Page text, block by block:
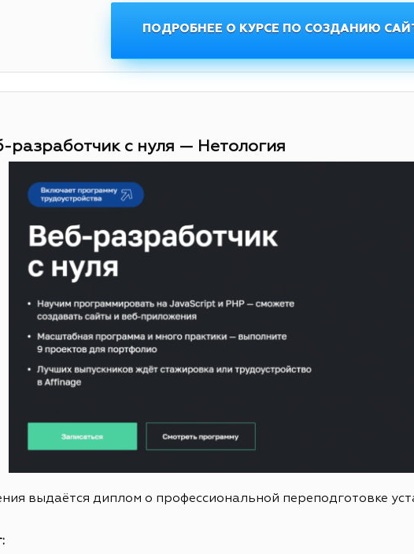
ПОДРОБНЕЕ О КУРСЕ ПО СОЗДАНИЮ
разработчик с нуля — Нетология
выдаётся диплом о профессиональной переподготовке